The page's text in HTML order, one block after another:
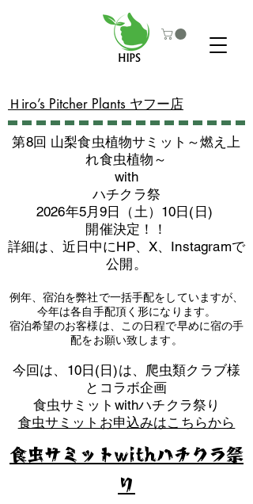
​Ｈiro’s Pitcher Plants ヤフー店
第8回 山梨食虫植物サミット～燃え上
れ食虫植物～
with
​ハチクラ祭
2026年5月9日（土）10日(日)
​開催決定！！
詳細は、近日中にHP、X、Instagramで
公開。
例年、宿泊を弊社で一括手配をしていますが、
今年は各自手配頂く形になります。
​宿泊希望のお客様は、この日程で早めに宿の手
配をお願い致します。
​今回は、10日(日)は、爬虫類クラブ様
とコラボ企画
​食虫サミットwithハチクラ祭り
食虫サミットお申込みはこちらから
食虫サミットwithハチクラ祭
り